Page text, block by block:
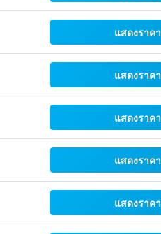
แสดงราคา
แสดงราคา
แสดงราคา
แสดงราคา
แสดงราคา